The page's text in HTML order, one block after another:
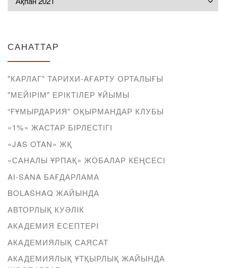
САНАТТАР
"КАРЛАГ" ТАРИХИ-АҒАРТУ ОРТАЛЫҒЫ
"МЕЙІРІМ" ЕРІКТІЛЕР ҰЙЫМЫ
“ҒҰМЫРДАРИЯ” ОҚЫРМАНДАР КЛУБЫ
«1%» ЖАСТАР БІРЛЕСТІГІ
«JAS OTAN» ЖҚ
«САНАЛЫ ҰРПАҚ» ЖОБАЛАР КЕҢСЕСІ
AI-SANA БАҒДАРЛАМА
BOLASHAQ ЖАЙЫНДА
АВТОРЛЫҚ КУӘЛІК
АКАДЕМИЯ ЕСЕПТЕРІ
АКАДЕМИЯЛЫҚ САЯСАТ
АКАДЕМИЯЛЫҚ ҰТҚЫРЛЫҚ ЖАЙЫНДА